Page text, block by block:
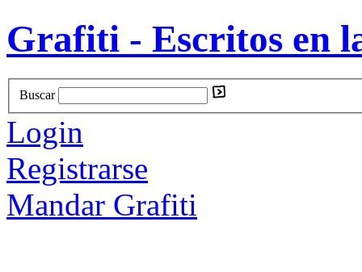
Grafiti - Escritos en
Buscar
Login
Registrarse
Mandar Grafiti